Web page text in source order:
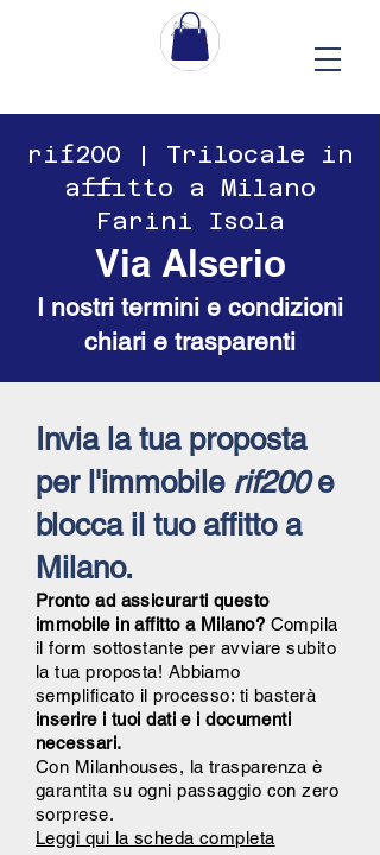
​​rif200 | Trilocale in
affitto a Milano
Farini Isola
Via Alserio
I nostri termini e condizioni
chiari e trasparenti
Invia la tua proposta
per l'immobile rif200e
blocca il tuo affitto a
Milano.
Pronto ad assicurarti questo
immobile in affitto a Milano? Compila
il form sottostante per avviare subito
la tua proposta! Abbiamo
semplificato il processo: ti basterà
inserire i tuoi dati e i documenti
necessari.
Con Milanhouses, la trasparenza è
garantita su ogni passaggio con zero
sorprese.
Leggi qui la scheda completa